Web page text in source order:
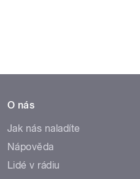
O nás
Jak nás naladíte
Nápověda
Lidé v rádiu